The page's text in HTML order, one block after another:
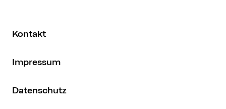
Kontakt
Impressum
Datenschutz